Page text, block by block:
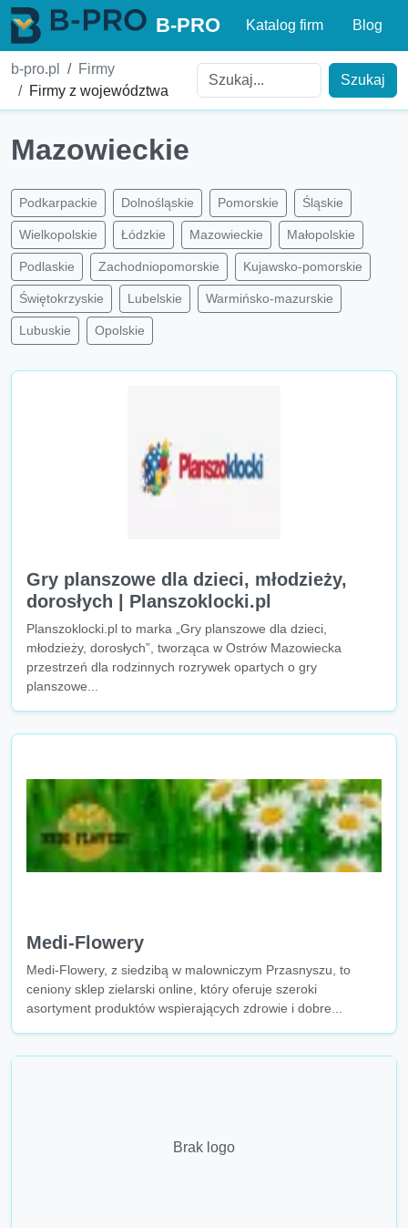
B-PRO Katalog firm Blog
b-pro.pl
Firmy
Firmy z województwa
Szukaj
Mazowieckie
Podkarpackie Dolnośląskie Pomorskie Śląskie
Wielkopolskie Łódzkie Mazowieckie Małopolskie
Podlaskie Zachodniopomorskie Kujawsko-pomorskie
Świętokrzyskie Lubelskie Warmińsko-mazurskie
Lubuskie Opolskie
Gry planszowe dla dzieci, młodzieży,
dorosłych | Planszoklocki.pl
Planszoklocki.pl to marka „Gry planszowe dla dzieci,
młodzieży, dorosłych”, tworząca w Ostrów Mazowiecka
przestrzeń dla rodzinnych rozrywek opartych o gry
planszowe...
Medi-Flowery
Medi-Flowery, z siedzibą w malowniczym Przasnyszu, to
ceniony sklep zielarski online, który oferuje szeroki
asortyment produktów wspierających zdrowie i dobre...
Brak logo